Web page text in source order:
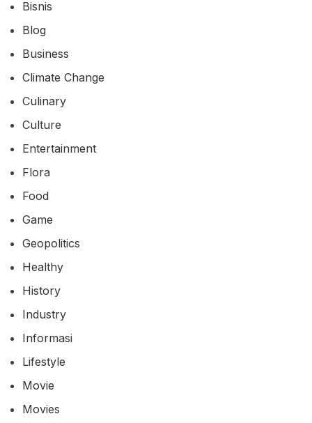
Bisnis
Blog
Business
Climate Change
Culinary
Culture
Entertainment
Flora
Food
Game
Geopolitics
Healthy
History
Industry
Informasi
Lifestyle
Movie
Movies